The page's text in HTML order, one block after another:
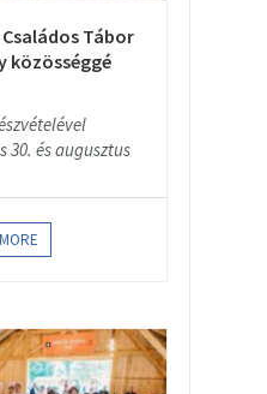
Tábor
közösséggé
30. és augusztus